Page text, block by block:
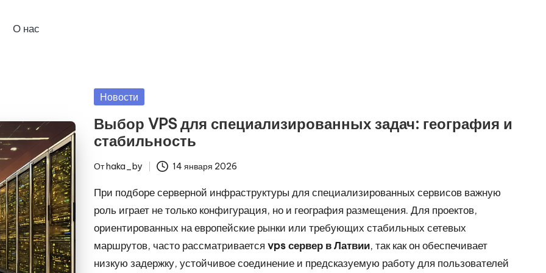
О нас
Опубликовано
Новости
Выбор VPS для специализированных задач: география и
стабильность
Запись
от
Отhaka_by 14 января 2026
При подборе серверной инфраструктуры для специализированных сервисов важную
роль играет не только конфигурация, но и география размещения. Для проектов,
ориентированных на европейские рынки или требующих стабильных сетевых
маршрутов, часто рассматриваетсяvps сервер в Латвии, так как он обеспечивает
низкую задержку, устойчивое соединение и предсказуемую работу для пользователей